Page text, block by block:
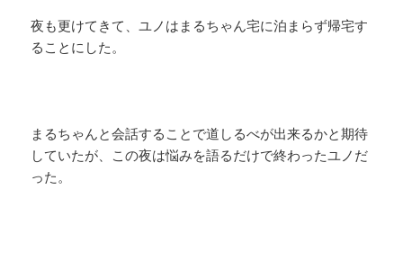
夜も更けてきて、ユノはまるちゃん宅に泊まらず帰宅す
ることにした。
まるちゃんと会話することで道しるべが出来るかと期待
していたが、この夜は悩みを語るだけで終わったユノだ
った。